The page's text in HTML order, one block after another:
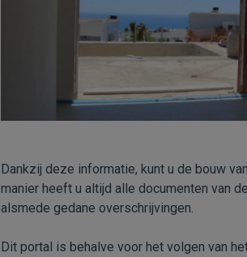
Dankzij deze informatie, kunt u de bouw
manier heeft u altijd alle documenten van
alsmede gedane overschrijvingen.
Dit portal is behalve voor het volgen van